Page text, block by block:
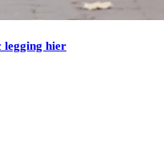
legging hier